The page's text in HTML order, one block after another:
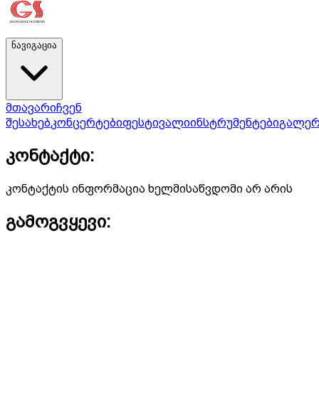
ნავიგაცია
მთავარიჩვენ
შესახებკონცერტებიფესტივალიინსტრუმენტები
კონტაქტი:
კონტაქტის ინფორმაცია ხელმისაწვდომი არ არის
გამოგვყევი: